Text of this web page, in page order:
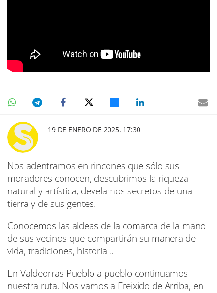
19 DE ENERO DE 2025, 17:30
Nos adentramos en rincones que sólo sus
moradores conocen, descubrimos la riqueza
natural y artística, develamos secretos de una
tierra y de sus gentes.
Conocemos las aldeas de la comarca de la mano
de sus vecinos que compartirán su manera de
vida, tradiciones, historia…
En Valdeorras Pueblo a pueblo continuamos
nuestra ruta. Nos vamos a Freixido de Arriba, en